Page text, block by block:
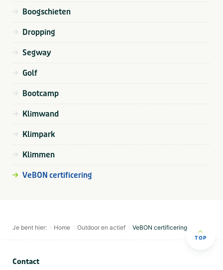
Boogschieten
Dropping
Segway
Golf
Bootcamp
Klimwand
Klimpark
Klimmen
VeBON certificering
Je bent hier: Home Outdoor en actief VeBON certificering
TOP
Contact